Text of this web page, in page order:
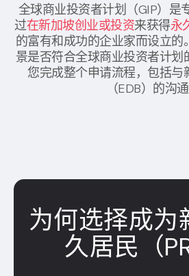
全球商业投资者计划（GIP）是
过在新加坡创业或投资来获得永
的富有和成功的企业家而设立的
景是否符合全球商业投资者计划
您完成整个申请流程，包括与
（EDB）的沟通
为何选择成为
久居民（